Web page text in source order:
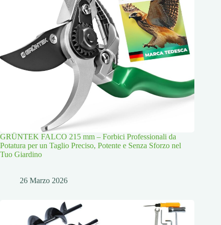
GRÜNTEK FALCO 215 mm – Forbici Professionali da
Potatura per un Taglio Preciso, Potente e Senza Sforzo nel
Tuo Giardino
26 Marzo 2026